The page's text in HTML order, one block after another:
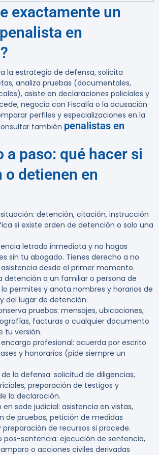
exactamente un
en
la estrategia de defensa, solicita
analiza pruebas (documentales,
asiste en declaraciones policiales y
negocia con Fiscalía o la acusación
perfiles y especializaciones en la
también penalistas en
a paso: qué hacer si
o detienen en
detención, citación, instrucción
si existe orden de detención o solo una
letrada inmediata y no hagas
sin tu abogado. Tienes derecho a no
desde el primer momento.
detención a un familiar o persona de
permites y anota nombres y horarios de
del lugar de detención.
pruebas: mensajes, ubicaciones,
facturas o cualquier documento
tu versión.
profesional: acuerda por escrito
y honorarios (pide siempre un
la defensa: solicitud de diligencias,
preparación de testigos y
la declaración.
sede judicial: asistencia en vistas,
de pruebas, petición de medidas
de recursos si procede.
pos-sentencia: ejecución de sentencia,
o acciones civiles derivadas